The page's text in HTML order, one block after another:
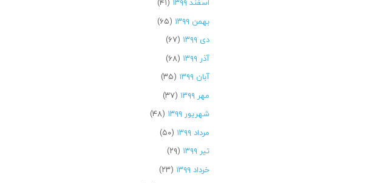
بهمن ۱۳۹۹
(۶۵)
دی ۱۳۹۹
(۶۷)
آذر ۱۳۹۹
(۶۸)
آبان ۱۳۹۹
(۳۵)
مهر ۱۳۹۹
(۳۷)
شهریور ۱۳۹۹
(۴۸)
مرداد ۱۳۹۹
(۵۰)
تیر ۱۳۹۹
(۲۹)
خرداد ۱۳۹۹
(۲۳)